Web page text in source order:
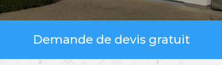
Demande de devis gratuit